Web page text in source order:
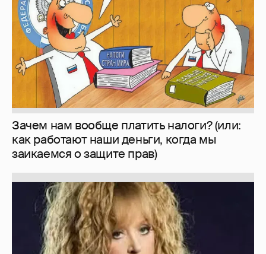
заикаемся о защите прав)
Знаменитости со странным "сексуальным
поведением"
180